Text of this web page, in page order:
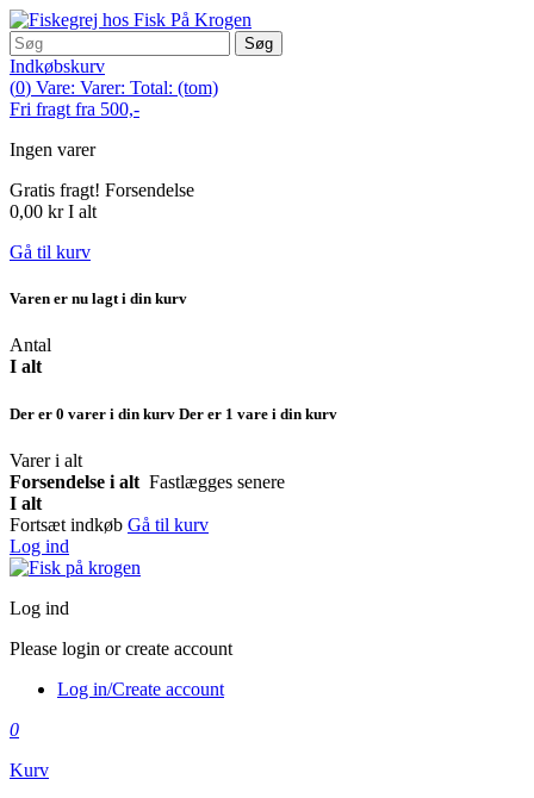
Søg
Indkøbskurv
(0) Vare: Varer: Total: (tom)
Fri fragt fra 500,-
Ingen varer
Gratis fragt! Forsendelse
0,00 kr I alt
Gå til kurv
Varen er nu lagt i din kurv
Antal
I alt
Der er 0 varer i din kurv Der er 1 vare i din kurv
Varer i alt
Forsendelse i alt Fastlægges senere
I alt
Fortsæt indkøb Gå til kurv
Log ind
Log ind
Please login or create account
Log in/Create account
0
Kurv